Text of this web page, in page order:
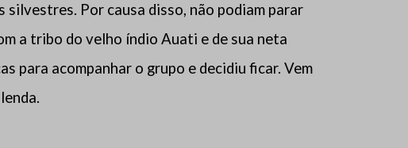
Por causa disso, não podiam parar
a tribo do velho índio Auati e de sua neta
para acompanhar o grupo e decidiu ficar. Vem